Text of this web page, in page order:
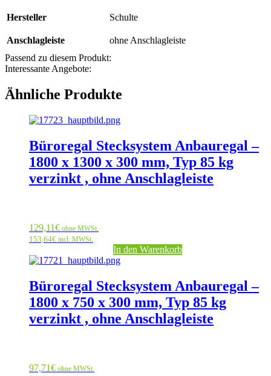
Hersteller Schulte
Anschlagleiste
ohne Anschlagleiste
Passend zu diesem Produkt:
Interessante Angebote:
Ähnliche Produkte
Büroregal Stecksystem Anbauregal –
1800 x 1300 x 300 mm, Typ 85 kg
verzinkt , ohne Anschlagleiste
129,11€ ohne MWSt.
153,64€ incl. MWSt.
In den Warenkorb
Büroregal Stecksystem Anbauregal –
1800 x 750 x 300 mm, Typ 85 kg
verzinkt , ohne Anschlagleiste
97,71€ ohne MWSt.